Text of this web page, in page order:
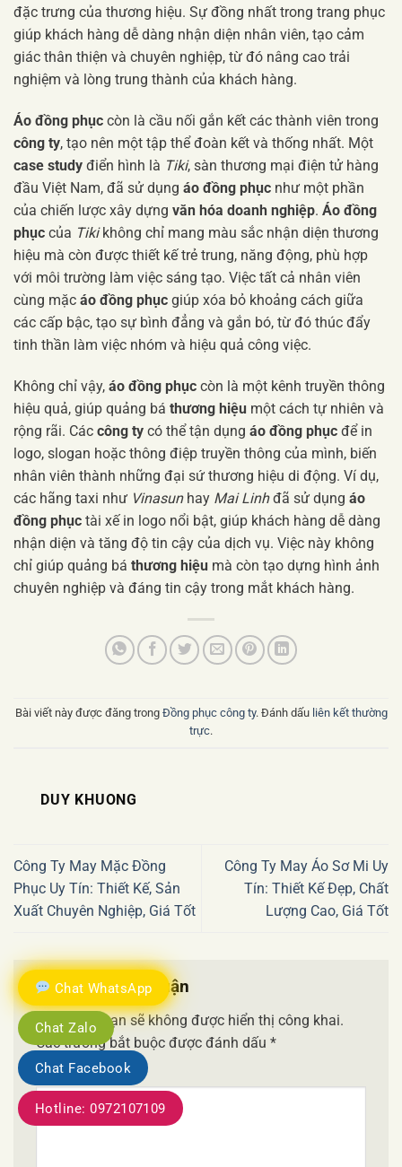
Chat WhatsApp
Chat Zalo
Chat Facebook
Hotline: 0972107109
đặc trưng của thương hiệu. Sự đồng nhất trong trang phục
giúp khách hàng dễ dàng nhận diện nhân viên, tạo cảm
giác thân thiện và chuyên nghiệp, từ đó nâng cao trải
nghiệm và lòng trung thành của khách hàng.
Áo đồng phục còn là cầu nối gắn kết các thành viên trong
công ty, tạo nên một tập thể đoàn kết và thống nhất. Một
case study điển hình là Tiki, sàn thương mại điện tử hàng
đầu Việt Nam, đã sử dụng áo đồng phục như một phần
của chiến lược xây dựng văn hóa doanh nghiệp. Áo đồng
phục của Tikikhông chỉ mang màu sắc nhận diện thương
hiệu mà còn được thiết kế trẻ trung, năng động, phù hợp
với môi trường làm việc sáng tạo. Việc tất cả nhân viên
cùng mặc áo đồng phục giúp xóa bỏ khoảng cách giữa
các cấp bậc, tạo sự bình đẳng và gắn bó, từ đó thúc đẩy
tinh thần làm việc nhóm và hiệu quả công việc.
Không chỉ vậy, áo đồng phục còn là một kênh truyền thông
hiệu quả, giúp quảng bá thương hiệu một cách tự nhiên và
rộng rãi. Các công ty có thể tận dụng áo đồng phục để in
logo, slogan hoặc thông điệp truyền thông của mình, biến
nhân viên thành những đại sứ thương hiệu di động. Ví dụ,
các hãng taxi như Vinasunhay Mai Linhđã sử dụng áo
đồng phục tài xế in logo nổi bật, giúp khách hàng dễ dàng
nhận diện và tăng độ tin cậy của dịch vụ. Việc này không
chỉ giúp quảng bá thương hiệu mà còn tạo dựng hình ảnh
chuyên nghiệp và đáng tin cậy trong mắt khách hàng.
Bài viết này được đăng trong Đồng phục công ty. Đánh dấu liên kết thường
trực.
DUY KHUONG
Công Ty May Mặc Đồng
Phục Uy Tín: Thiết Kế, Sản
Xuất Chuyên Nghiệp, Giá Tốt
Công Ty May Áo Sơ Mi Uy
Tín: Thiết Kế Đẹp, Chất
Lượng Cao, Giá Tốt
Để lại một bình luận
Email của bạn sẽ không được hiển thị công khai.
Các trường bắt buộc được đánh dấu *
Bình luận*